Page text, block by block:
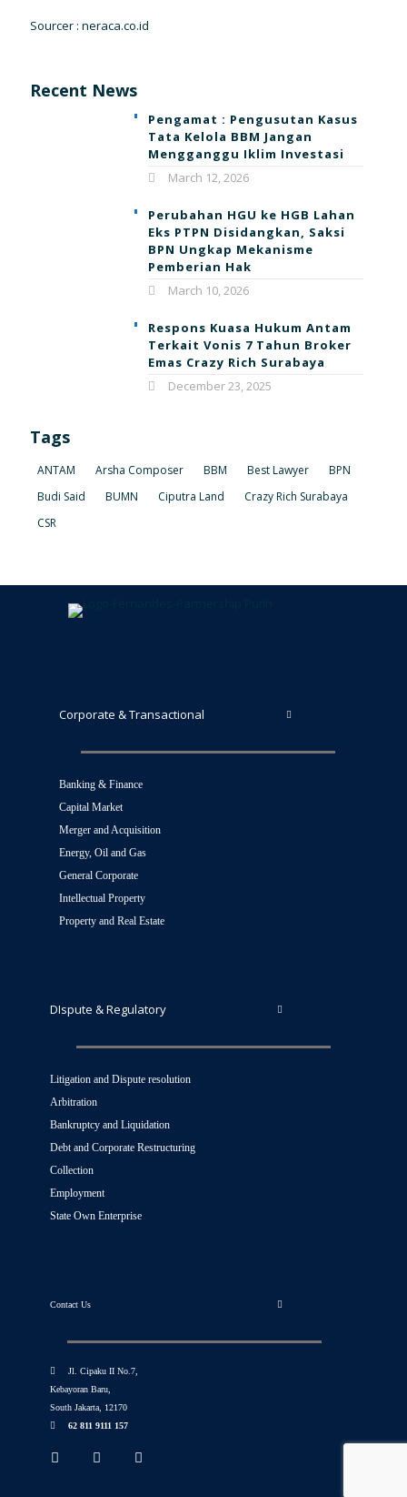
Sourcer : neraca.co.id
Recent News
Pengamat : Pengusutan Kasus
Tata Kelola BBM Jangan
Mengganggu Iklim Investasi
March 12, 2026
Perubahan HGU ke HGB Lahan
Eks PTPN Disidangkan, Saksi
BPN Ungkap Mekanisme
Pemberian Hak
March 10, 2026
Respons Kuasa Hukum Antam
Terkait Vonis 7 Tahun Broker
Emas Crazy Rich Surabaya
December 23, 2025
Tags
ANTAM Arsha Composer BBM Best Lawyer
BPN
Budi Said
BUMN Ciputra Land
Crazy Rich Surabaya
CSR
Corporate & Transactional
Banking & Finance
Capital Market
Merger and Acquisition
Energy, Oil and Gas
General Corporate
Intellectual Property
Property and Real Estate
DIspute & Regulatory
Litigation and Dispute resolution
Arbitration
Bankruptcy and Liquidation
Debt and Corporate Restructuring
Collection
Employment
State Own Enterprise
Contact Us
Jl. Cipaku II No.7,
Kebayoran Baru,
South Jakarta, 12170
62 811 9111 157